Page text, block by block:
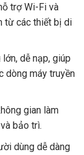
trợ Wi-Fi và
từ các thiết bị di
dễ nạp, giúp
dòng máy truyền
gian làm
bảo trì.
dùng dễ dàng